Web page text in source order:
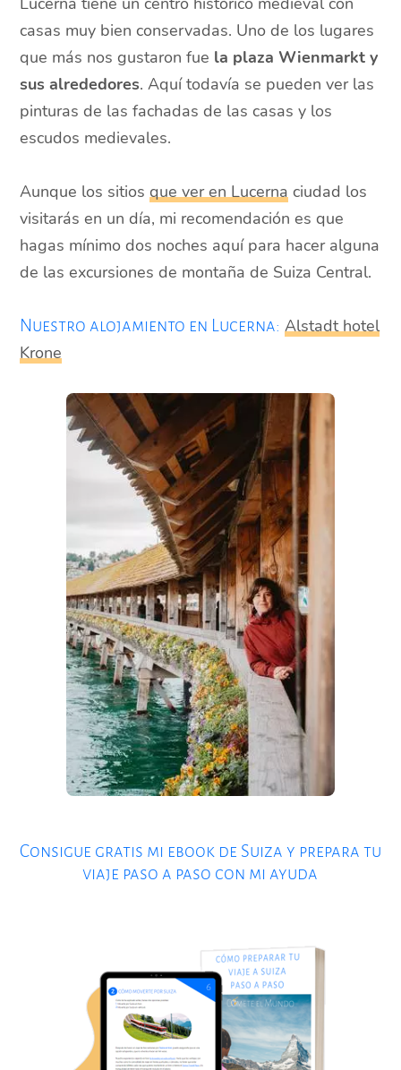
casas muy bien conservadas. Uno de los lugares
que más nos gustaron fue la plaza Wienmarkt y
sus alrededores. Aquí todavía se pueden ver las
pinturas de las fachadas de las casas y los
escudos medievales.
Aunque los sitiosque ver en Lucerna ciudad los
visitarás en un día, mi recomendación es que
hagas mínimo dos noches aquí para hacer alguna
de las excursiones de montaña de Suiza Central.
Nuestro alojamiento en Lucerna: Alstadt hotel
Krone
Consigue gratis mi ebook de Suiza y prepara tu
viaje paso a paso con mi ayuda